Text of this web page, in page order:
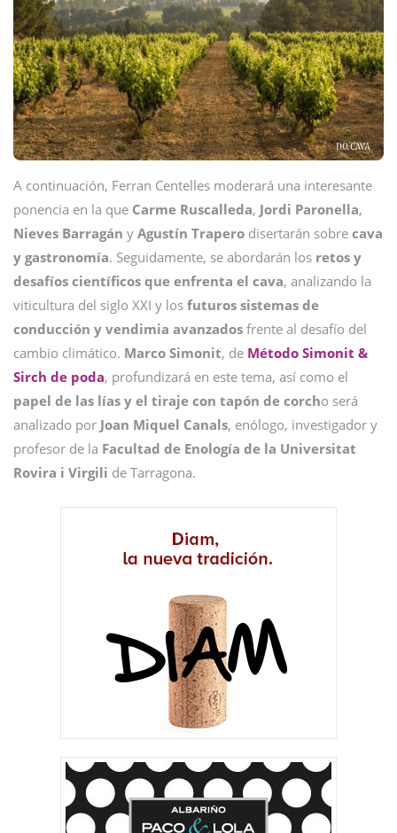
A continuación, Ferran Centelles moderará una interesante
ponencia en la que Carme Ruscalleda, Jordi Paronella,
Nieves Barragán y Agustín Trapero disertarán sobre cava
y gastronomía. Seguidamente, se abordarán los retos y
desafíos científicos que enfrenta el cava, analizando la
viticultura del siglo XXI y los futuros sistemas de
conducción y vendimia avanzados frente al desafío del
cambio climático. Marco Simonit, de Método Simonit &
Sirch de poda, profundizará en este tema, así como el
papel de las lías y el tiraje con tapón de corcho será
analizado por Joan Miquel Canals, enólogo, investigador y
profesor de la Facultad de Enología de la Universitat
Rovira i Virgili de Tarragona.